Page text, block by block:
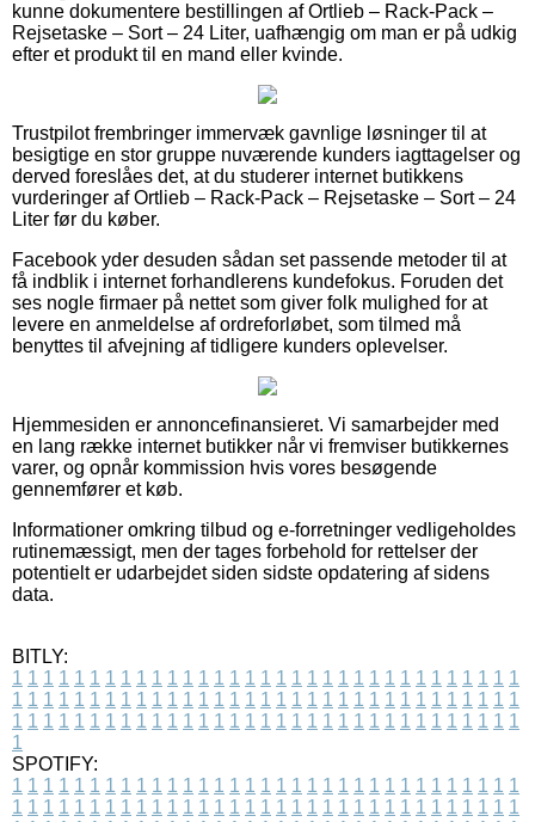
kunne dokumentere bestillingen af Ortlieb – Rack-Pack –
Rejsetaske – Sort – 24 Liter, uafhængig om man er på udkig
efter et produkt til en mand eller kvinde.
Trustpilot frembringer immervæk gavnlige løsninger til at
besigtige en stor gruppe nuværende kunders iagttagelser og
derved foreslåes det, at du studerer internet butikkens
vurderinger af Ortlieb – Rack-Pack – Rejsetaske – Sort – 24
Liter før du køber.
Facebook yder desuden sådan set passende metoder til at
få indblik i internet forhandlerens kundefokus. Foruden det
ses nogle firmaer på nettet som giver folk mulighed for at
levere en anmeldelse af ordreforløbet, som tilmed må
benyttes til afvejning af tidligere kunders oplevelser.
Hjemmesiden er annoncefinansieret. Vi samarbejder med
en lang række internet butikker når vi fremviser butikkernes
varer, og opnår kommission hvis vores besøgende
gennemfører et køb.
Informationer omkring tilbud og e-forretninger vedligeholdes
rutinemæssigt, men der tages forbehold for rettelser der
potentielt er udarbejdet siden sidste opdatering af sidens
data.
BITLY:
1 1 1 1 1 1 1 1 1 1 1 1 1 1 1 1 1 1 1 1 1 1 1 1 1 1 1 1 1 1 1 1 1
1 1 1 1 1 1 1 1 1 1 1 1 1 1 1 1 1 1 1 1 1 1 1 1 1 1 1 1 1 1 1 1 1
1 1 1 1 1 1 1 1 1 1 1 1 1 1 1 1 1 1 1 1 1 1 1 1 1 1 1 1 1 1 1 1 1
1
SPOTIFY:
1 1 1 1 1 1 1 1 1 1 1 1 1 1 1 1 1 1 1 1 1 1 1 1 1 1 1 1 1 1 1 1 1
1 1 1 1 1 1 1 1 1 1 1 1 1 1 1 1 1 1 1 1 1 1 1 1 1 1 1 1 1 1 1 1 1